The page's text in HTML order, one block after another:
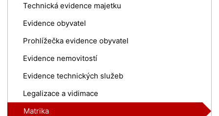
Technická evidence majetku
Evidence obyvatel
Prohlížečka evidence obyvatel
Evidence nemovitostí
Evidence technických služeb
Legalizace a vidimace
Matrika